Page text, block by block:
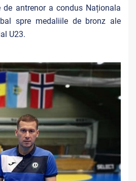
antrenor a condus Naționala
spre medaliile de bronz ale
U23.